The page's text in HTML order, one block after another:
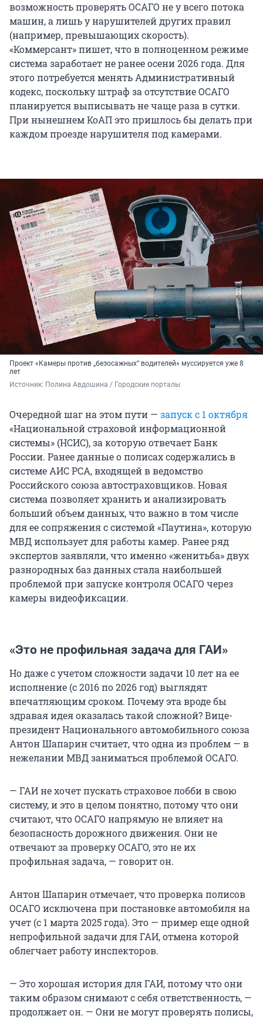
возможность проверять ОСАГО не у всего потока
машин, а лишь у нарушителей других правил
(например, превышающих скорость).
«Коммерсант» пишет, что в полноценном режиме
система заработает не ранее осени 2026 года. Для
этого потребуется менять Административный
кодекс, поскольку штраф за отсутствие ОСАГО
планируется выписывать не чаще раза в сутки.
При нынешнем КоАП это пришлось бы делать при
каждом проезде нарушителя под камерами.
Проект «Камеры против „безосажных“ водителей» муссируется уже 8
лет
Источник: Полина Авдошина / Городские порталы
Очередной шаг на этом пути — запуск с 1 октября
«Национальной страховой информационной
системы» (НСИС), за которую отвечает Банк
России. Ранее данные о полисах содержались в
системе АИС РСА, входящей в ведомство
Российского союза автостраховщиков. Новая
система позволяет хранить и анализировать
больший объем данных, что важно в том числе
для ее сопряжения с системой «Паутина», которую
МВД использует для работы камер. Ранее ряд
экспертов заявляли, что именно «женитьба» двух
разнородных баз данных стала наибольшей
проблемой при запуске контроля ОСАГО через
камеры видеофиксации.
«Это не профильная задача для ГАИ»
Но даже с учетом сложности задачи 10 лет на ее
исполнение (с 2016 по 2026 год) выглядят
впечатляющим сроком. Почему эта вроде бы
здравая идея оказалась такой сложной? Вице-
президент Национального автомобильного союза
Антон Шапарин считает, что одна из проблем — в
нежелании МВД заниматься проблемой ОСАГО.
— ГАИ не хочет пускать страховое лобби в свою
систему, и это в целом понятно, потому что они
считают, что ОСАГО напрямую не влияет на
безопасность дорожного движения. Они не
отвечают за проверку ОСАГО, это не их
профильная задача, — говорит он.
Антон Шапарин отмечает, что проверка полисов
ОСАГО исключена при постановке автомобиля на
учет (с 1 марта 2025 года). Это — пример еще одной
непрофильной задачи для ГАИ, отмена которой
облегчает работу инспекторов.
— Это хорошая история для ГАИ, потому что они
таким образом снимают с себя ответственность, —
продолжает он. — Они не могут проверять полисы,